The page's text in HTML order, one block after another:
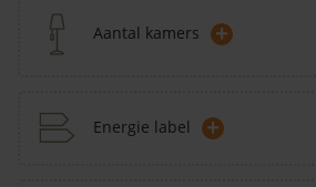
Aantal kamers +
Energie label +